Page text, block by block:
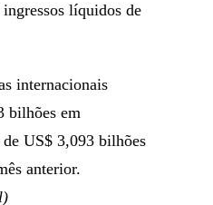
líquidos de
internacionais
bilhões em
US$ 3,093 bilhões
anterior.